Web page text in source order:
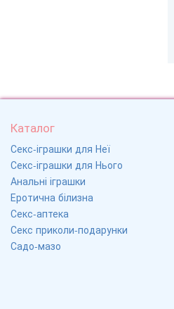
Каталог
Секс-іграшки для Неї
Секс-іграшки для Нього
Анальні іграшки
Еротична білизна
Секс-аптека
Секс приколи-подарунки
Садо-мазо